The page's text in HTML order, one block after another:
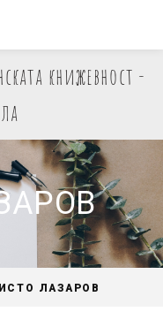
книжевност -
ЛАЗАРОВ